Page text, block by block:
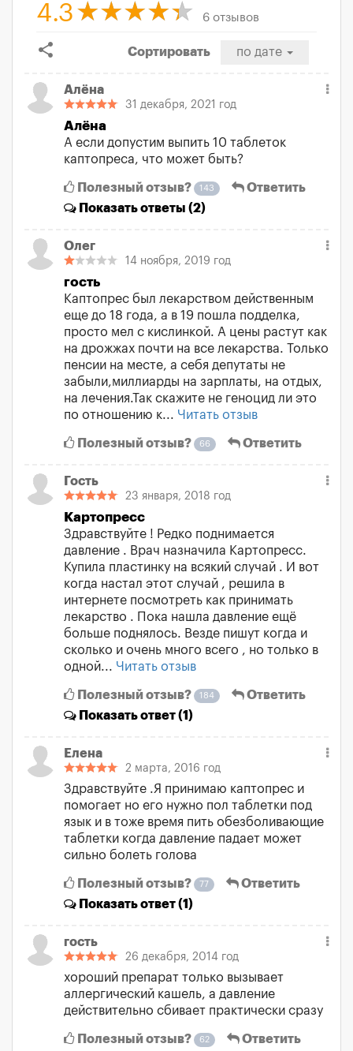
4.3 6 отзывов
share Сортировать по дате
Алёна
31 декабря, 2021 год
Алёна
А если допустим выпить 10 таблеток
каптопреса, что может быть?
Полезный отзыв? 143
Ответить
Показатьответы (2)
Олег
14 ноября, 2019 год
гость
Каптопрес был лекарством действенным
еще до 18 года, а в 19 пошла подделка,
просто мел с кислинкой. А цены растут как
на дрожжах почти на все лекарства. Только
пенсии на месте, а себя депутаты не
забыли,миллиарды на зарплаты, на отдых,
на лечения.Так скажите не геноцид ли это
по отношению к... Читать отзыв
Полезный отзыв? 66 Ответить
Гость
23 января, 2018 год
Картопресс
Здравствуйте ! Редко поднимается
давление . Врач назначила Картопресс.
Купила пластинку на всякий случай . И вот
когда настал этот случай , решила в
интернете посмотреть как принимать
лекарство . Пока нашла давление ещё
больше поднялось. Везде пишут когда и
сколько и очень много всего , но только в
одной... Читать отзыв
Полезный отзыв? 184
Ответить
Показатьответ (1)
Елена
2 марта, 2016 год
Здравствуйте .Я принимаю каптопрес и
помогает но его нужно пол таблетки под
язык и в тоже время пить обезболивающие
таблетки когда давление падает может
сильно болеть голова
Полезный отзыв? 77
Ответить
Показатьответ (1)
гость
26 декабря, 2014 год
хороший препарат только вызывает
аллергический кашель, а давление
действительно сбивает практически сразу
Полезный отзыв? 62 Ответить